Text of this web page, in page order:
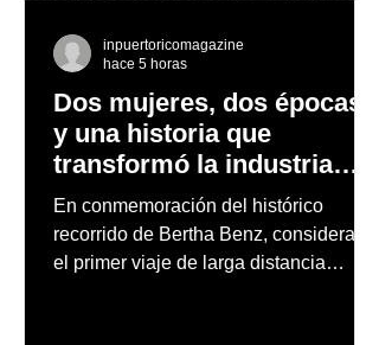
Dos mujeres, dos épocas
y una historia que
transformó la industria
automotriz
En conmemoración del histórico
recorrido de Bertha Benz, considerado
el primer viaje de larga distancia
inpuertoricomagazine
hace 5 horas